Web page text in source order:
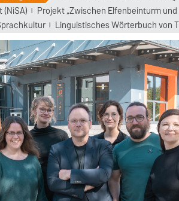
Projekt „Zwischen Elfenbeinturm und
Linguistisches Wörterbuch von